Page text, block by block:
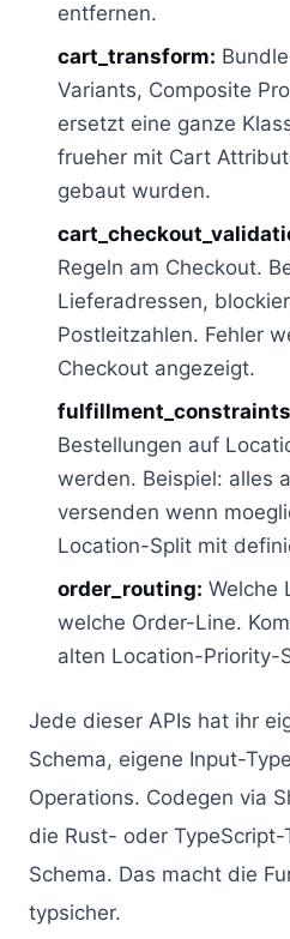
entfernen.
cart_transform:
Variants, Composite
ersetzt eine ganze
frueher mit Cart
gebaut wurden.
Regeln am Checkout.
Lieferadressen,
Postleitzahlen. Fehler
Checkout angezeigt.
Bestellungen auf
werden. Beispiel: alles
versenden wenn
Location-Split mit
order_routing: Welche
welche Order-Line.
alten Location-Priority-
Jede dieser APIs hat ihr
Schema, eigene Input-
Operations. Codegen via
die Rust- oder
Schema. Das macht die
typsicher.